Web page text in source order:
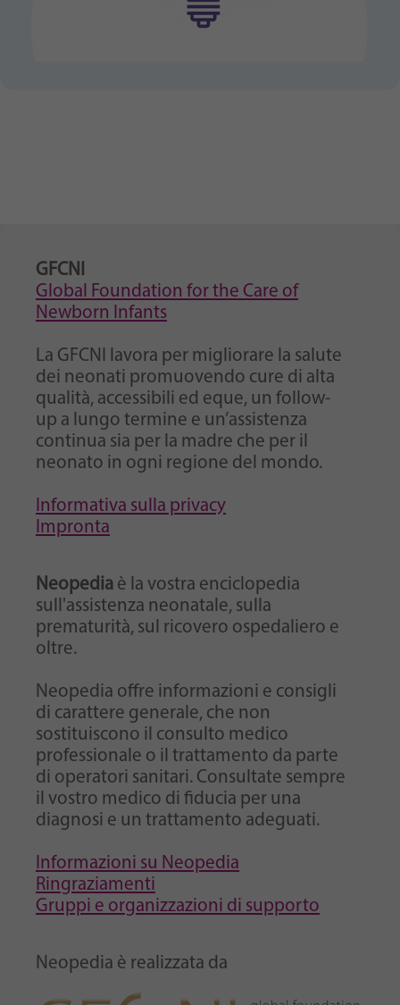
GFCNI
Global Foundation for the Care of
Newborn Infants
La GFCNI lavora per migliorare la salute
dei neonati promuovendo cure di alta
qualità, accessibili ed eque, un follow-
up a lungo termine e un’assistenza
continua sia per la madre che per il
neonato in ogni regione del mondo.
Informativa sulla privacy
Impronta
Neopedia è la vostra enciclopedia
sull'assistenza neonatale, sulla
prematurità, sul ricovero ospedaliero e
oltre.
Neopedia offre informazioni e consigli
di carattere generale, che non
sostituiscono il consulto medico
professionale o il trattamento da parte
di operatori sanitari. Consultate sempre
il vostro medico di fiducia per una
diagnosi e un trattamento adeguati.
Informazioni su Neopedia
Ringraziamenti
Gruppi e organizzazioni di supporto
Neopedia è realizzata da